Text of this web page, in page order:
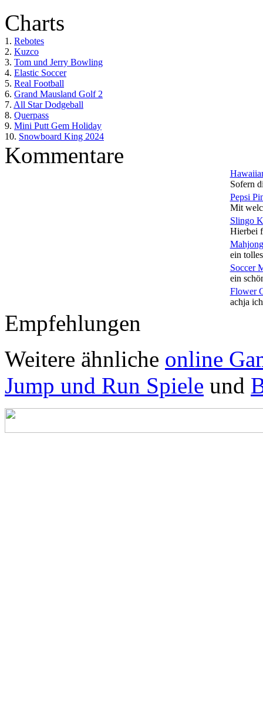
Charts
1. Rebotes
2. Kuzco
3. Tom und Jerry Bowling
4. Elastic Soccer
5. Real Football
6. Grand Mausland Golf 2
7. All Star Dodgeball
8. Querpass
9. Mini Putt Gem Holiday
10. Snowboard King 2024
Kommentare
Sofern
Pepsi
Mit
Slingo
Hierbei
ein
Soccer
ein
Flower
achja
Empfehlungen
Weitere ähnliche online
Jump und Run Spiele und